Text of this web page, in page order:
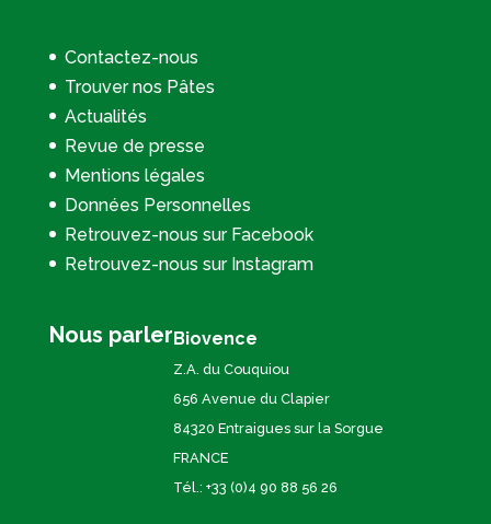
Contactez-nous
Trouver nos Pâtes
Actualités
Revue de presse
Mentions légales
Données Personnelles
Retrouvez-nous sur Facebook
Retrouvez-nous sur Instagram
Nous parlerBiovence
Z.A. du Couquiou
656 Avenue du Clapier
84320 Entraigues sur la Sorgue
FRANCE
Tél.: +33 (0)4 90 88 56 26